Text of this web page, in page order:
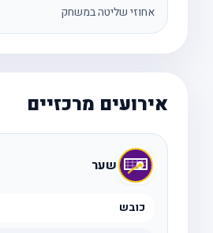
אחוזי שליטה במשחק
אירועים מרכזיים
שער
כובש